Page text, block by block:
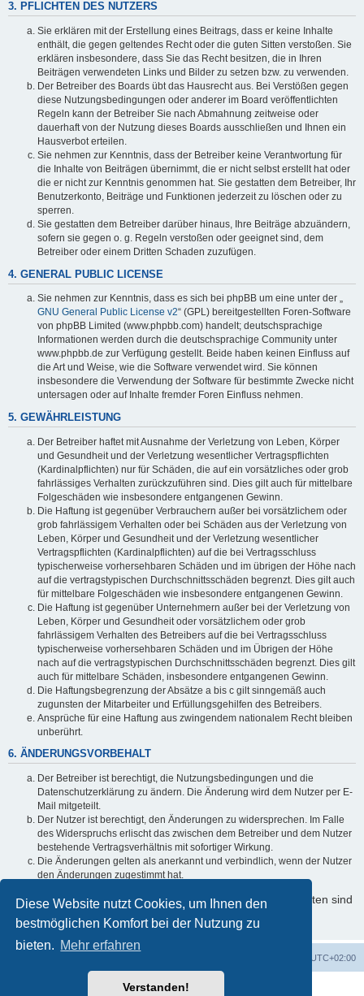
Diese Website nutzt Cookies, um Ihnen den
bestmöglichen Komfort bei der Nutzung zu
bieten. Mehr erfahren
Verstanden!
3. PFLICHTEN DES NUTZERS
Sie erklären mit der Erstellung eines Beitrags, dass er keine Inhalte
enthält, die gegen geltendes Recht oder die guten Sitten verstoßen. Sie
erklären insbesondere, dass Sie das Recht besitzen, die in Ihren
Beiträgen verwendeten Links und Bilder zu setzen bzw. zu verwenden.
Der Betreiber des Boards übt das Hausrecht aus. Bei Verstößen gegen
diese Nutzungsbedingungen oder anderer im Board veröffentlichten
Regeln kann der Betreiber Sie nach Abmahnung zeitweise oder
dauerhaft von der Nutzung dieses Boards ausschließen und Ihnen ein
Hausverbot erteilen.
Sie nehmen zur Kenntnis, dass der Betreiber keine Verantwortung für
die Inhalte von Beiträgen übernimmt, die er nicht selbst erstellt hat oder
die er nicht zur Kenntnis genommen hat. Sie gestatten dem Betreiber, Ihr
Benutzerkonto, Beiträge und Funktionen jederzeit zu löschen oder zu
sperren.
Sie gestatten dem Betreiber darüber hinaus, Ihre Beiträge abzuändern,
sofern sie gegen o. g. Regeln verstoßen oder geeignet sind, dem
Betreiber oder einem Dritten Schaden zuzufügen.
4. GENERAL PUBLIC LICENSE
Sie nehmen zur Kenntnis, dass es sich bei phpBB um eine unter der „
GNU General Public License v2“ (GPL) bereitgestellten Foren-Software
von phpBB Limited (www.phpbb.com) handelt; deutschsprachige
Informationen werden durch die deutschsprachige Community unter
www.phpbb.de zur Verfügung gestellt. Beide haben keinen Einfluss auf
die Art und Weise, wie die Software verwendet wird. Sie können
insbesondere die Verwendung der Software für bestimmte Zwecke nicht
untersagen oder auf Inhalte fremder Foren Einfluss nehmen.
5. GEWÄHRLEISTUNG
Der Betreiber haftet mit Ausnahme der Verletzung von Leben, Körper
und Gesundheit und der Verletzung wesentlicher Vertragspflichten
(Kardinalpflichten) nur für Schäden, die auf ein vorsätzliches oder grob
fahrlässiges Verhalten zurückzuführen sind. Dies gilt auch für mittelbare
Folgeschäden wie insbesondere entgangenen Gewinn.
Die Haftung ist gegenüber Verbrauchern außer bei vorsätzlichem oder
grob fahrlässigem Verhalten oder bei Schäden aus der Verletzung von
Leben, Körper und Gesundheit und der Verletzung wesentlicher
Vertragspflichten (Kardinalpflichten) auf die bei Vertragsschluss
typischerweise vorhersehbaren Schäden und im übrigen der Höhe nach
auf die vertragstypischen Durchschnittsschäden begrenzt. Dies gilt auch
für mittelbare Folgeschäden wie insbesondere entgangenen Gewinn.
Die Haftung ist gegenüber Unternehmern außer bei der Verletzung von
Leben, Körper und Gesundheit oder vorsätzlichem oder grob
fahrlässigem Verhalten des Betreibers auf die bei Vertragsschluss
typischerweise vorhersehbaren Schäden und im Übrigen der Höhe
nach auf die vertragstypischen Durchschnittsschäden begrenzt. Dies gilt
auch für mittelbare Schäden, insbesondere entgangenen Gewinn.
Die Haftungsbegrenzung der Absätze a bis c gilt sinngemäß auch
zugunsten der Mitarbeiter und Erfüllungsgehilfen des Betreibers.
Ansprüche für eine Haftung aus zwingendem nationalem Recht bleiben
unberührt.
6. ÄNDERUNGSVORBEHALT
Der Betreiber ist berechtigt, die Nutzungsbedingungen und die
Datenschutzerklärung zu ändern. Die Änderung wird dem Nutzer per E-
Mail mitgeteilt.
Der Nutzer ist berechtigt, den Änderungen zu widersprechen. Im Falle
des Widerspruchs erlischt das zwischen dem Betreiber und dem Nutzer
bestehende Vertragsverhältnis mit sofortiger Wirkung.
Die Änderungen gelten als anerkannt und verbindlich, wenn der Nutzer
den Änderungen zugestimmt hat.
Informationen über den Umgang mit Ihren persönlichen Daten sind
in der Datenschutzerklärung enthalten.
UTC+02:00
Powered byphpBB® Forum Software © phpBB Limited